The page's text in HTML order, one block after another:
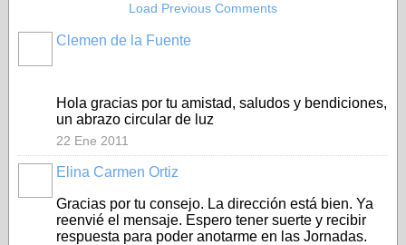
Load Previous Comments
Clemen de la Fuente
Hola gracias por tu amistad, saludos y bendiciones,
un abrazo circular de luz
22 Ene 2011
Elina Carmen Ortiz
Gracias por tu consejo. La dirección está bien. Ya
reenvié el mensaje. Espero tener suerte y recibir
respuesta para poder anotarme en las Jornadas.